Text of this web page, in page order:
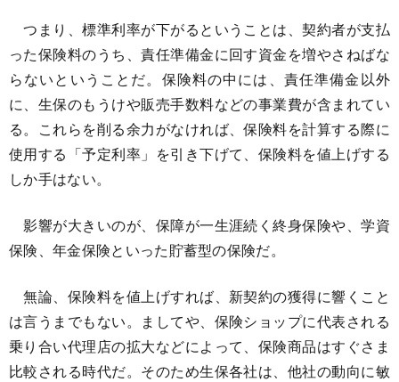
つまり、標準利率が下がるということは、契約者が支払
った保険料のうち、責任準備金に回す資金を増やさねばな
らないということだ。保険料の中には、責任準備金以外
に、生保のもうけや販売手数料などの事業費が含まれてい
る。これらを削る余力がなければ、保険料を計算する際に
使用する「予定利率」を引き下げて、保険料を値上げする
しか手はない。
影響が大きいのが、保障が一生涯続く終身保険や、学資
保険、年金保険といった貯蓄型の保険だ。
無論、保険料を値上げすれば、新契約の獲得に響くこと
は言うまでもない。ましてや、保険ショップに代表される
乗り合い代理店の拡大などによって、保険商品はすぐさま
比較される時代だ。そのため生保各社は、他社の動向に敏